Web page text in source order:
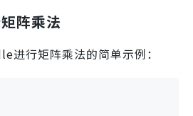
阵乘法
进行矩阵乘法的简单示例：